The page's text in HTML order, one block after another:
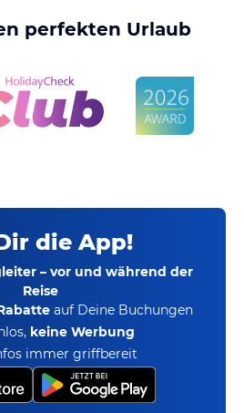
perfekten Urlaub
die App!
– vor und während der
Reise
auf Deine Buchungen
keine Werbung
immer griffbereit